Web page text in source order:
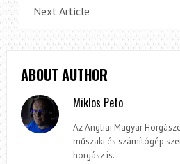
Next Article
ABOUT AUTHOR
Miklos Peto
Az Angliai Magyar
műszaki és számítógép
horgász is.